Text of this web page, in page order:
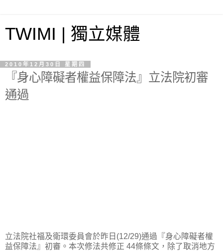
TWIMI | 獨立媒體
2010年12月30日 星期四
『身心障礙者權益保障法』立法院初審
通過
立法院社福及衛環委員會於昨日(12/29)通過『身心障礙者權
益保障法』初審。本次修法共修正 44條條文，除了取消地方